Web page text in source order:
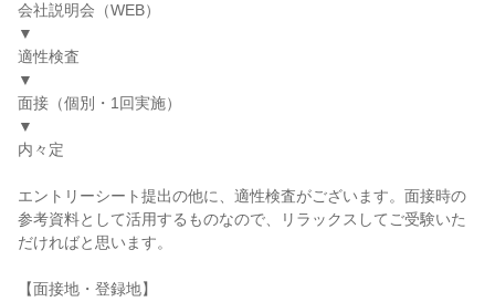
会社説明会（WEB）
▼
適性検査
▼
面接（個別・1回実施）
▼
内々定
エントリーシート提出の他に、適性検査がございます。面接時の
参考資料として活用するものなので、リラックスしてご受験いた
だければと思います。
【面接地・登録地】